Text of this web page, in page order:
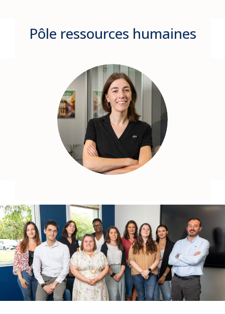
Pôle ressources humaines
Anne
PROFFIT
Responsable
des ressources
humaines
in